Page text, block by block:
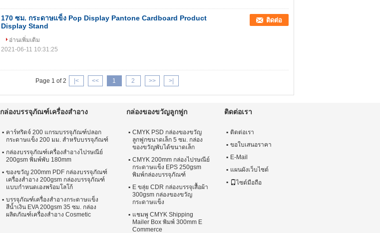
170 ซม. กระดาษแข็ง Pop Display Pantone Cardboard Product
Display Stand
ติดต่อ
อ่านเพิ่มเติม
2021-06-11 10:31:25
Page 1 of 2 |< << 1 2 >> >|
กล่องบรรจุภัณฑ์เครื่องสำอาง
คาร์ทริดจ์ 200 แกรมบรรจุภัณฑ์ปลอก
กระดาษแข็ง 200 มม. สำหรับบรรจุภัณฑ์
กล่องบรรจุภัณฑ์เครื่องสำอางไปรษณีย์
200gsm พิมพ์พับ 180mm
ของขวัญ 200mm PDF กล่องบรรจุภัณฑ์
เครื่องสำอาง 200gsm กล่องบรรจุภัณฑ์
แบบกำหนดเองพร้อมโลโก้
บรรจุภัณฑ์เครื่องสำอางกระดาษแข็ง
สีน้ำเงิน EVA 200gsm 35 ซม. กล่อง
ผลิตภัณฑ์เครื่องสำอาง Cosmetic
กล่องของขวัญลูกฟูก
CMYK PSD กล่องของขวัญ
ลูกฟูกขนาดเล็ก 5 ซม. กล่อง
ของขวัญพับได้ขนาดเล็ก
CMYK 200mm กล่องไปรษณีย์
กระดาษแข็ง EPS 250gsm
พิมพ์กล่องบรรจุภัณฑ์
E ขลุ่ย CDR กล่องบรรจุเสื้อผ้า
300gsm กล่องของขวัญ
กระดาษแข็ง
แชมพู CMYK Shipping
Mailer Box พิมพ์ 300mm E
Commerce
ติดต่อเรา
ติดต่อเรา
ขอใบเสนอราคา
E-Mail
แผนผังเว็บไซต์
ไซต์มือถือ